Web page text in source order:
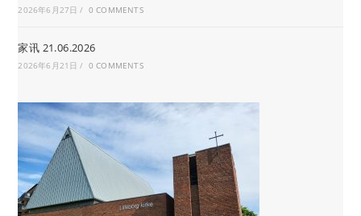
2026年6月27日 / 0 COMMENTS
家讯 21.06.2026
2026年6月21日 / 0 COMMENTS